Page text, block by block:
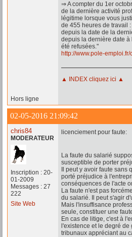
⇒ A compter du 1er
de la dernière activité
légitime lorsque vous
de 455 heures de travail :
depuis la date de la
depuis la dernière date
été refusées."
http://www.pole-
▲ INDEX cliquez ici ▲
Hors ligne
02-05-2016 21:09:42
chris84
MODERATEUR
Inscription : 20-
01-2009
Messages : 27
222
Site Web
licenciement pour faute:
La faute du salarié
susceptible de porter
Il peut y avoir faute
porté préjudice à
conséquences de l'acte
La faute n'est pas
du salarié. Il peut s'agir
Mais l'insuffisance
seule, constituer une
En cas de litige, c'est à
l'existence et le degré
tribunaux appréciant au